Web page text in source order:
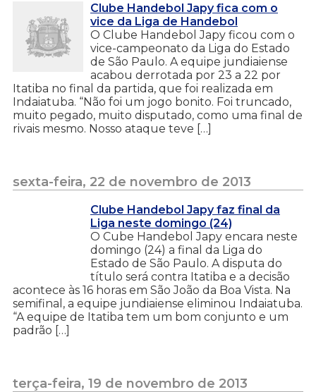
Clube Handebol Japy fica com o
vice da Liga de Handebol
O Clube Handebol Japy ficou com o
vice-campeonato da Liga do Estado
de São Paulo. A equipe jundiaiense
acabou derrotada por 23 a 22 por
Itatiba no final da partida, que foi realizada em
Indaiatuba. “Não foi um jogo bonito. Foi truncado,
muito pegado, muito disputado, como uma final de
rivais mesmo. Nosso ataque teve […]
sexta-feira, 22 de novembro de 2013
Clube Handebol Japy faz final da
Liga neste domingo (24)
O Cube Handebol Japy encara neste
domingo (24) a final da Liga do
Estado de São Paulo. A disputa do
título será contra Itatiba e a decisão
acontece às 16 horas em São João da Boa Vista. Na
semifinal, a equipe jundiaiense eliminou Indaiatuba.
“A equipe de Itatiba tem um bom conjunto e um
padrão […]
terça-feira, 19 de novembro de 2013